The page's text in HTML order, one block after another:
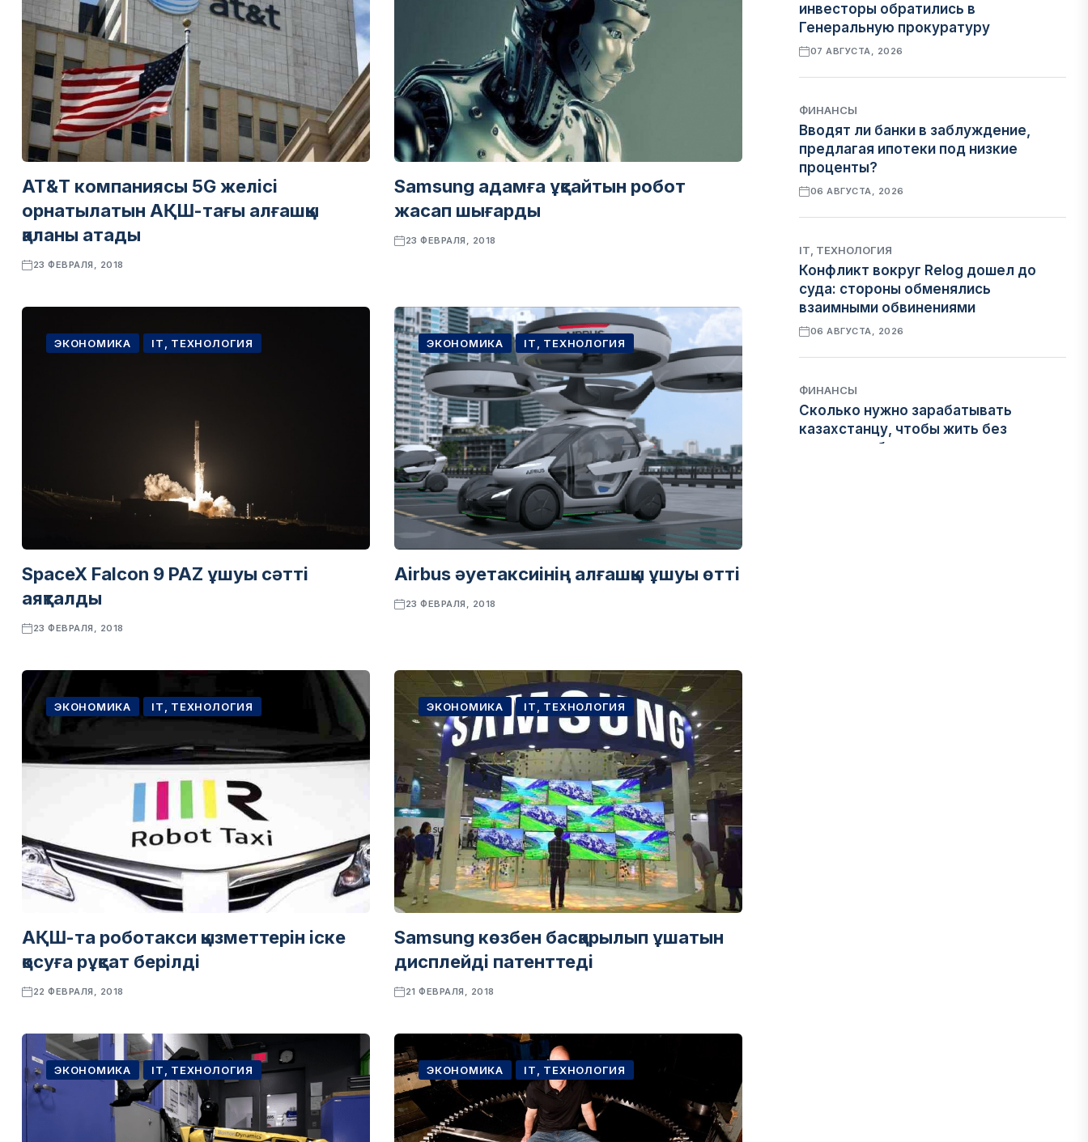
АТ&Т компаниясы 5G желісі
орнатылатын АҚШ-тағы алғашқы
қаланы атады
23 ФЕВРАЛЯ, 2018
Samsung адамға ұқсайтын робот
жасап шығарды
23 ФЕВРАЛЯ, 2018
ЭКОНОМИКА IT, ТЕХНОЛОГИЯ
SpaceX Falcon 9 PAZ ұшуы сәтті
аяқталды
23 ФЕВРАЛЯ, 2018
ЭКОНОМИКА IT, ТЕХНОЛОГИЯ
Airbus әуетаксиінің алғашқы ұшуы өтті
23 ФЕВРАЛЯ, 2018
ЭКОНОМИКА IT, ТЕХНОЛОГИЯ
АҚШ-та роботакси қызметтерін іске
қосуға рұқсат берілді
22 ФЕВРАЛЯ, 2018
ЭКОНОМИКА IT, ТЕХНОЛОГИЯ
Samsung көзбен басқарылып ұшатын
дисплейді патенттеді
21 ФЕВРАЛЯ, 2018
ЭКОНОМИКА IT, ТЕХНОЛОГИЯ ЭКОНОМИКА IT, ТЕХНОЛОГИЯ
инвесторы обратились в
Генеральную прокуратуру
07 АВГУСТА, 2026
ФИНАНСЫ
Вводят ли банки в заблуждение,
предлагая ипотеки под низкие
проценты?
06 АВГУСТА, 2026
IT, ТЕХНОЛОГИЯ
Конфликт вокруг Relog дошел до
суда: стороны обменялись
взаимными обвинениями
06 АВГУСТА, 2026
ФИНАНСЫ
Сколько нужно зарабатывать
казахстанцу, чтобы жить без
ощущения бедности